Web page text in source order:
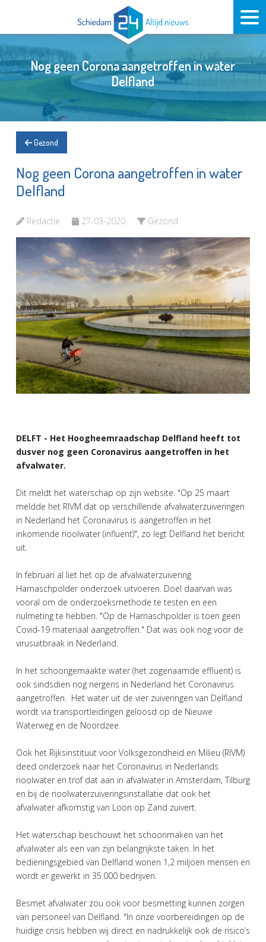
Nog geen Corona aangetroffen in water
Delfland
Gezond
Nog geen Corona aangetroffen in water
Delfland
Redactie 27-03-2020 Gezond
DELFT - Het Hoogheemraadschap Delfland heeft tot
dusver nog geen Coronavirus aangetroffen in het
afvalwater.
Dit meldt het waterschap op zijn website. "Op 25 maart
meldde het RIVM dat op verschillende afvalwaterzuiveringen
in Nederland het Coronavirus is aangetroffen in het
inkomende rioolwater (influent)", zo legt Delfland het bericht
uit.
In februari al liet het op de afvalwaterzuivering
Harnaschpolder onderzoek uitvoeren. Doel daarvan was
vooral om de onderzoeksmethode te testen en een
nulmeting te hebben. "Op de Harnaschpolder is toen geen
Covid-19 materiaal aangetroffen." Dat was ook nog voor de
virusuitbraak in Nederland.
In het schoongemaakte water (het zogenaamde effluent) is
ook sindsdien nog nergens in Nederland het Coronavirus
aangetroffen. Het water uit de vier zuiveringen van Delfland
wordt via transportleidingen geloosd op de Nieuwe
Waterweg en de Noordzee.
Ook het Rijksinstituut voor Volksgezondheid en Milieu (RIVM)
deed onderzoek naar het Coronavirus in Nederlands
rioolwater en trof dat aan in afvalwater in Amsterdam, Tilburg
en bij de rioolwaterzuiveringsinstallatie dat ook het
afvalwater afkomstig van Loon op Zand zuivert.
Het waterschap beschouwt het schoonmaken van het
afvalwater als een van zijn belangrijkste taken. In het
bedieningsgebied van Delfland wonen 1,2 miljoen mensen en
wordt er gewerkt in 35.000 bedrijven.
Besmet afvalwater zou ook voor besmetting kunnen zorgen
van personeel van Delfland. "In onze voorbereidingen op de
huidige crisis hebben wij direct en nadrukkelijk ook de risico’s